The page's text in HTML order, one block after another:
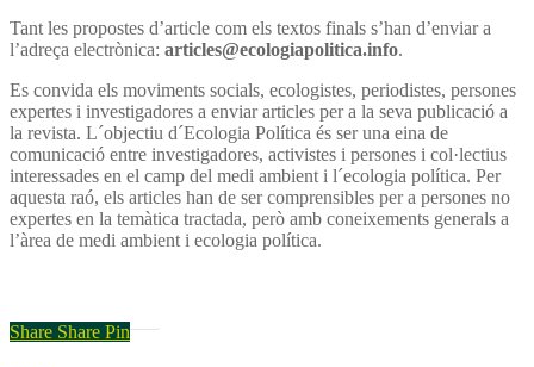
Tant les propostes d’article com els textos finals s’han d’enviar a
l’adreça electrònica: articles@ecologiapolitica.info.
Es convida els moviments socials, ecologistes, periodistes, persones
expertes i investigadores a enviar articles per a la seva publicació a
la revista. L´objectiu d´Ecologia Política és ser una eina de
comunicació entre investigadores, activistes i persones i col·lectius
interessades en el camp del medi ambient i l´ecologia política. Per
aquesta raó, els articles han de ser comprensibles per a persones no
expertes en la temàtica tractada, però amb coneixements generals a
l’àrea de medi ambient i ecologia política.
Share Share Pin